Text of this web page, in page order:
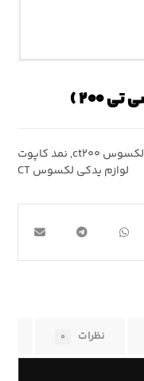
لکسوس ct۲۰۰ , نمد کاپوت
لوازم یدکی لکسوس CT
نظرات ۰